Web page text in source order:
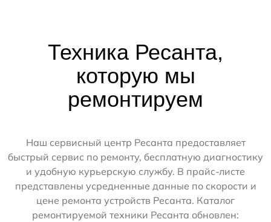
Техника Ресанта,
которую мы
ремонтируем
Наш сервисный центр Ресанта предоставляет
быстрый сервис по ремонту, бесплатную диагностику
и удобную курьерскую службу. В прайс-листе
представлены усредненные данные по скорости и
цене ремонта устройств Ресанта. Каталог
ремонтируемой техники Ресанта обновлен: